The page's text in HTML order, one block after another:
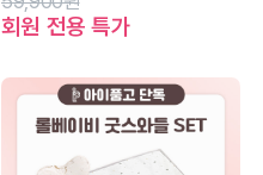
회원 전용 특가